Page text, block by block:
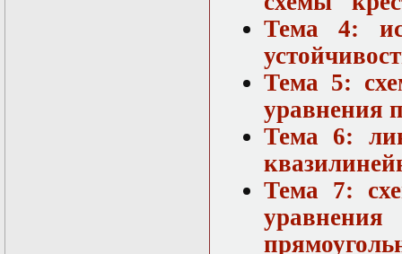
Тема 4:
Тема 5:
уравнения
Тема 6:
Тема 7: